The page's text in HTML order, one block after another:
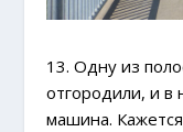
13. Одну из
отгородили, и в
машина.